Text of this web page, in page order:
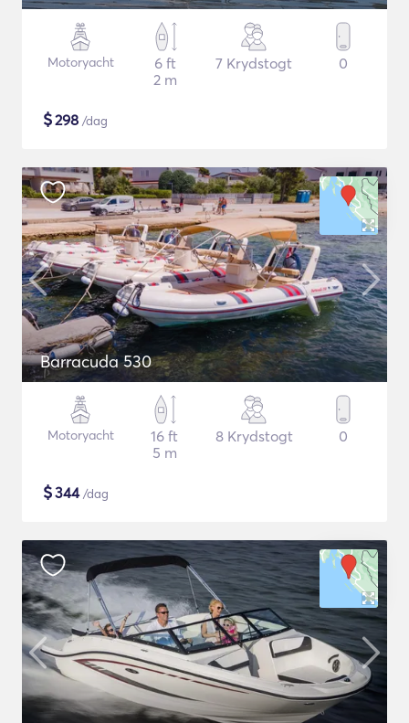
Motoryacht
6 ft
2 m
7 Krydstogt 0
$298 /dag
Barracuda 530
Motoryacht
16 ft
5 m
8 Krydstogt 0
$344/dag